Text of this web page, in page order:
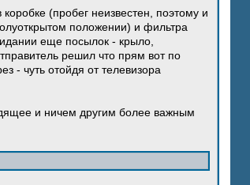
(пробег неизвестен, поэтому и
положении) и фильтра
еще посылок - крыло,
решил что прям вот по
- чуть отойдя от телевизора
и ничем другим более важным